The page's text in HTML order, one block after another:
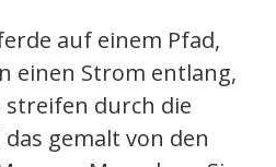
auf einem Pfad,
einen Strom entlang,
streifen durch die
gemalt von den